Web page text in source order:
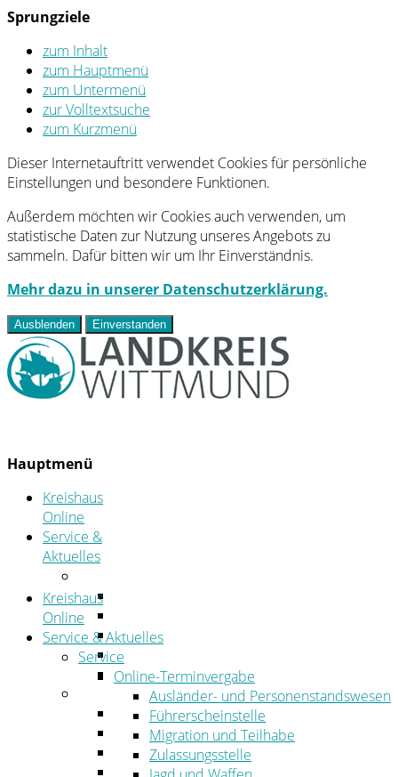
Sprungziele
zum Inhalt
zum Hauptmenü
zum Untermenü
zur Volltextsuche
zum Kurzmenü
Dieser Internetauftritt verwendet Cookies für persönliche
Einstellungen und besondere Funktionen.
Außerdem möchten wir Cookies auch verwenden, um
statistische Daten zur Nutzung unseres Angebots zu
sammeln. Dafür bitten wir um Ihr Einverständnis.
Mehr dazu in unserer Datenschutzerklärung.
Ausblenden Einverstanden
Hauptmenü
Kreishaus
Online
Service &
Aktuelles
Ansprechpersonen
Formulare
Öffnungszeiten
Aktuelles
Stellenangebote
Azubiportal
Pressemitteilungen
Bekanntmachungen & öffentliche
Kreishaus
Online
Service & Aktuelles
Service
Online-Terminvergabe
Ausländer- und Personenstandswesen
Führerscheinstelle
Migration und Teilhabe
Zulassungsstelle